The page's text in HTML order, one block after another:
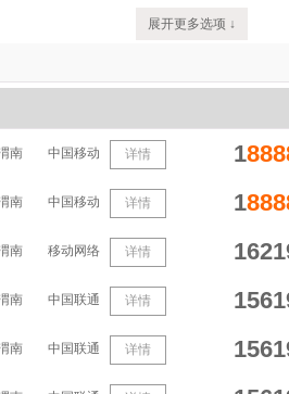
展开更多选项 ↓
南 中国移动 详情 1
南 中国移动 详情 1
南 移动网络 详情
南 中国联通 详情
南 中国联通 详情